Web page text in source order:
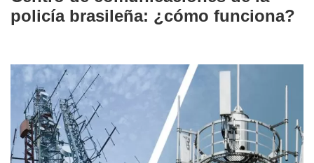
policía brasileña: ¿cómo funciona?